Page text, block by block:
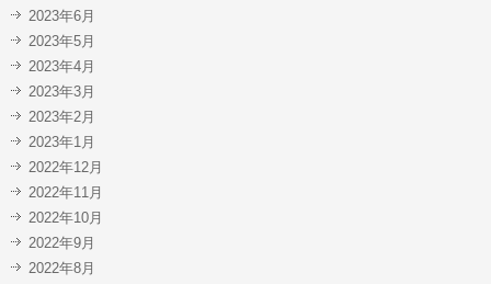
2023年6月
2023年5月
2023年4月
2023年3月
2023年2月
2023年1月
2022年12月
2022年11月
2022年10月
2022年9月
2022年8月